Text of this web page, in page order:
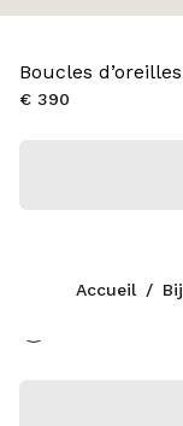
Boucles
€ 390
Couleur: Blanc
Accueil /